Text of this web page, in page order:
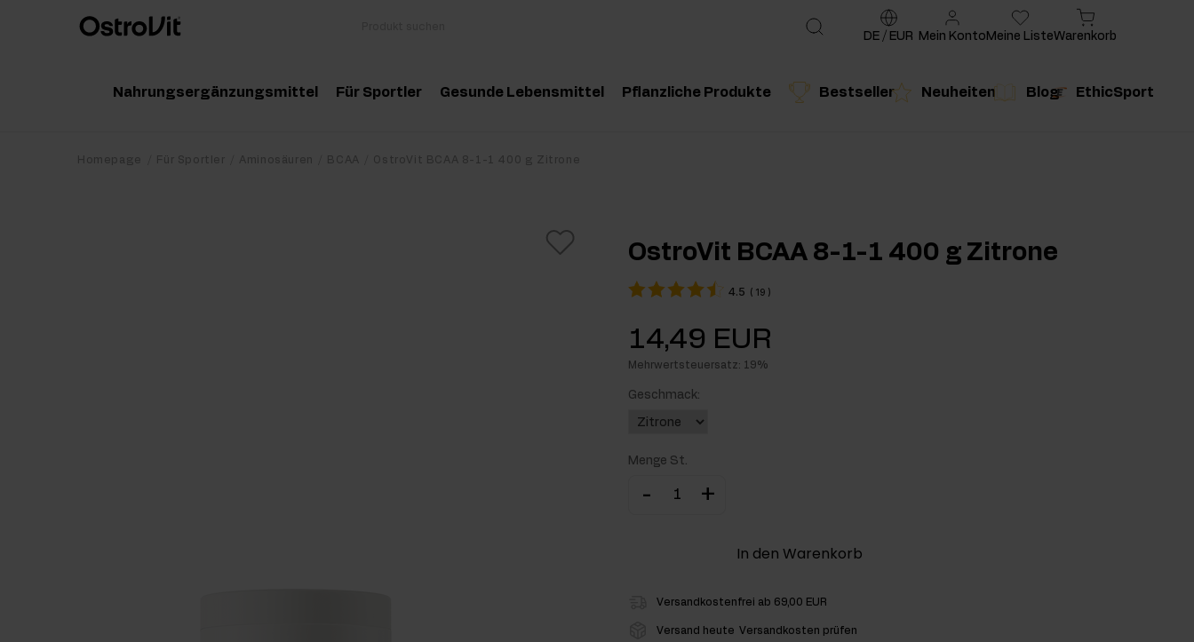
Nahrungsergänzungsmittel
Produktempfehlung
Für Sportler Gesunde Lebensmittel
Erdnussbutter
Pflanzliche Produkte Bestseller Neuheiten Blog EthicSport
DE / EUR Mein Konto Meine ListeWarenkorb
Homepage Für Sportler Aminosäuren BCAA OstroVit BCAA 8-1-1 400 g Zitrone
OstroVit BCAA 8-1-1 400 g Zitrone
4.5 ( 19 )
14,49 EUR
Mehrwertsteuersatz: 19%
Geschmack:
Menge St.
- +
In den Warenkorb
Versandkostenfrei ab 69,00 EUR
Versand heute Versandkosten prüfen